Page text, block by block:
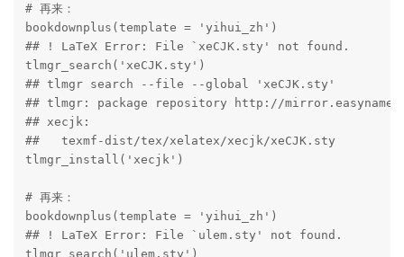
# 再来：
bookdownplus(template = 'yihui_zh')
## ! LaTeX Error: File `xeCJK.sty' not found.
tlmgr_search('xeCJK.sty')
## tlmgr search --file --global 'xeCJK.sty'
## tlmgr: package repository http://
## xecjk:
##   texmf-dist/tex/xelatex/xecjk/xeCJK.sty
tlmgr_install('xecjk')
# 再来：
bookdownplus(template = 'yihui_zh')
## ! LaTeX Error: File `ulem.sty' not found.
tlmgr_search('ulem.sty')